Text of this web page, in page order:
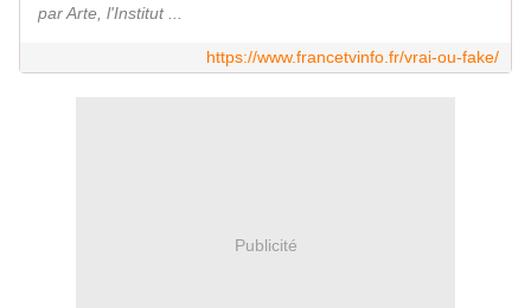
par Arte, l'Institut ...
https://www.francetvinfo.fr/vrai-ou-fake/
Publicité